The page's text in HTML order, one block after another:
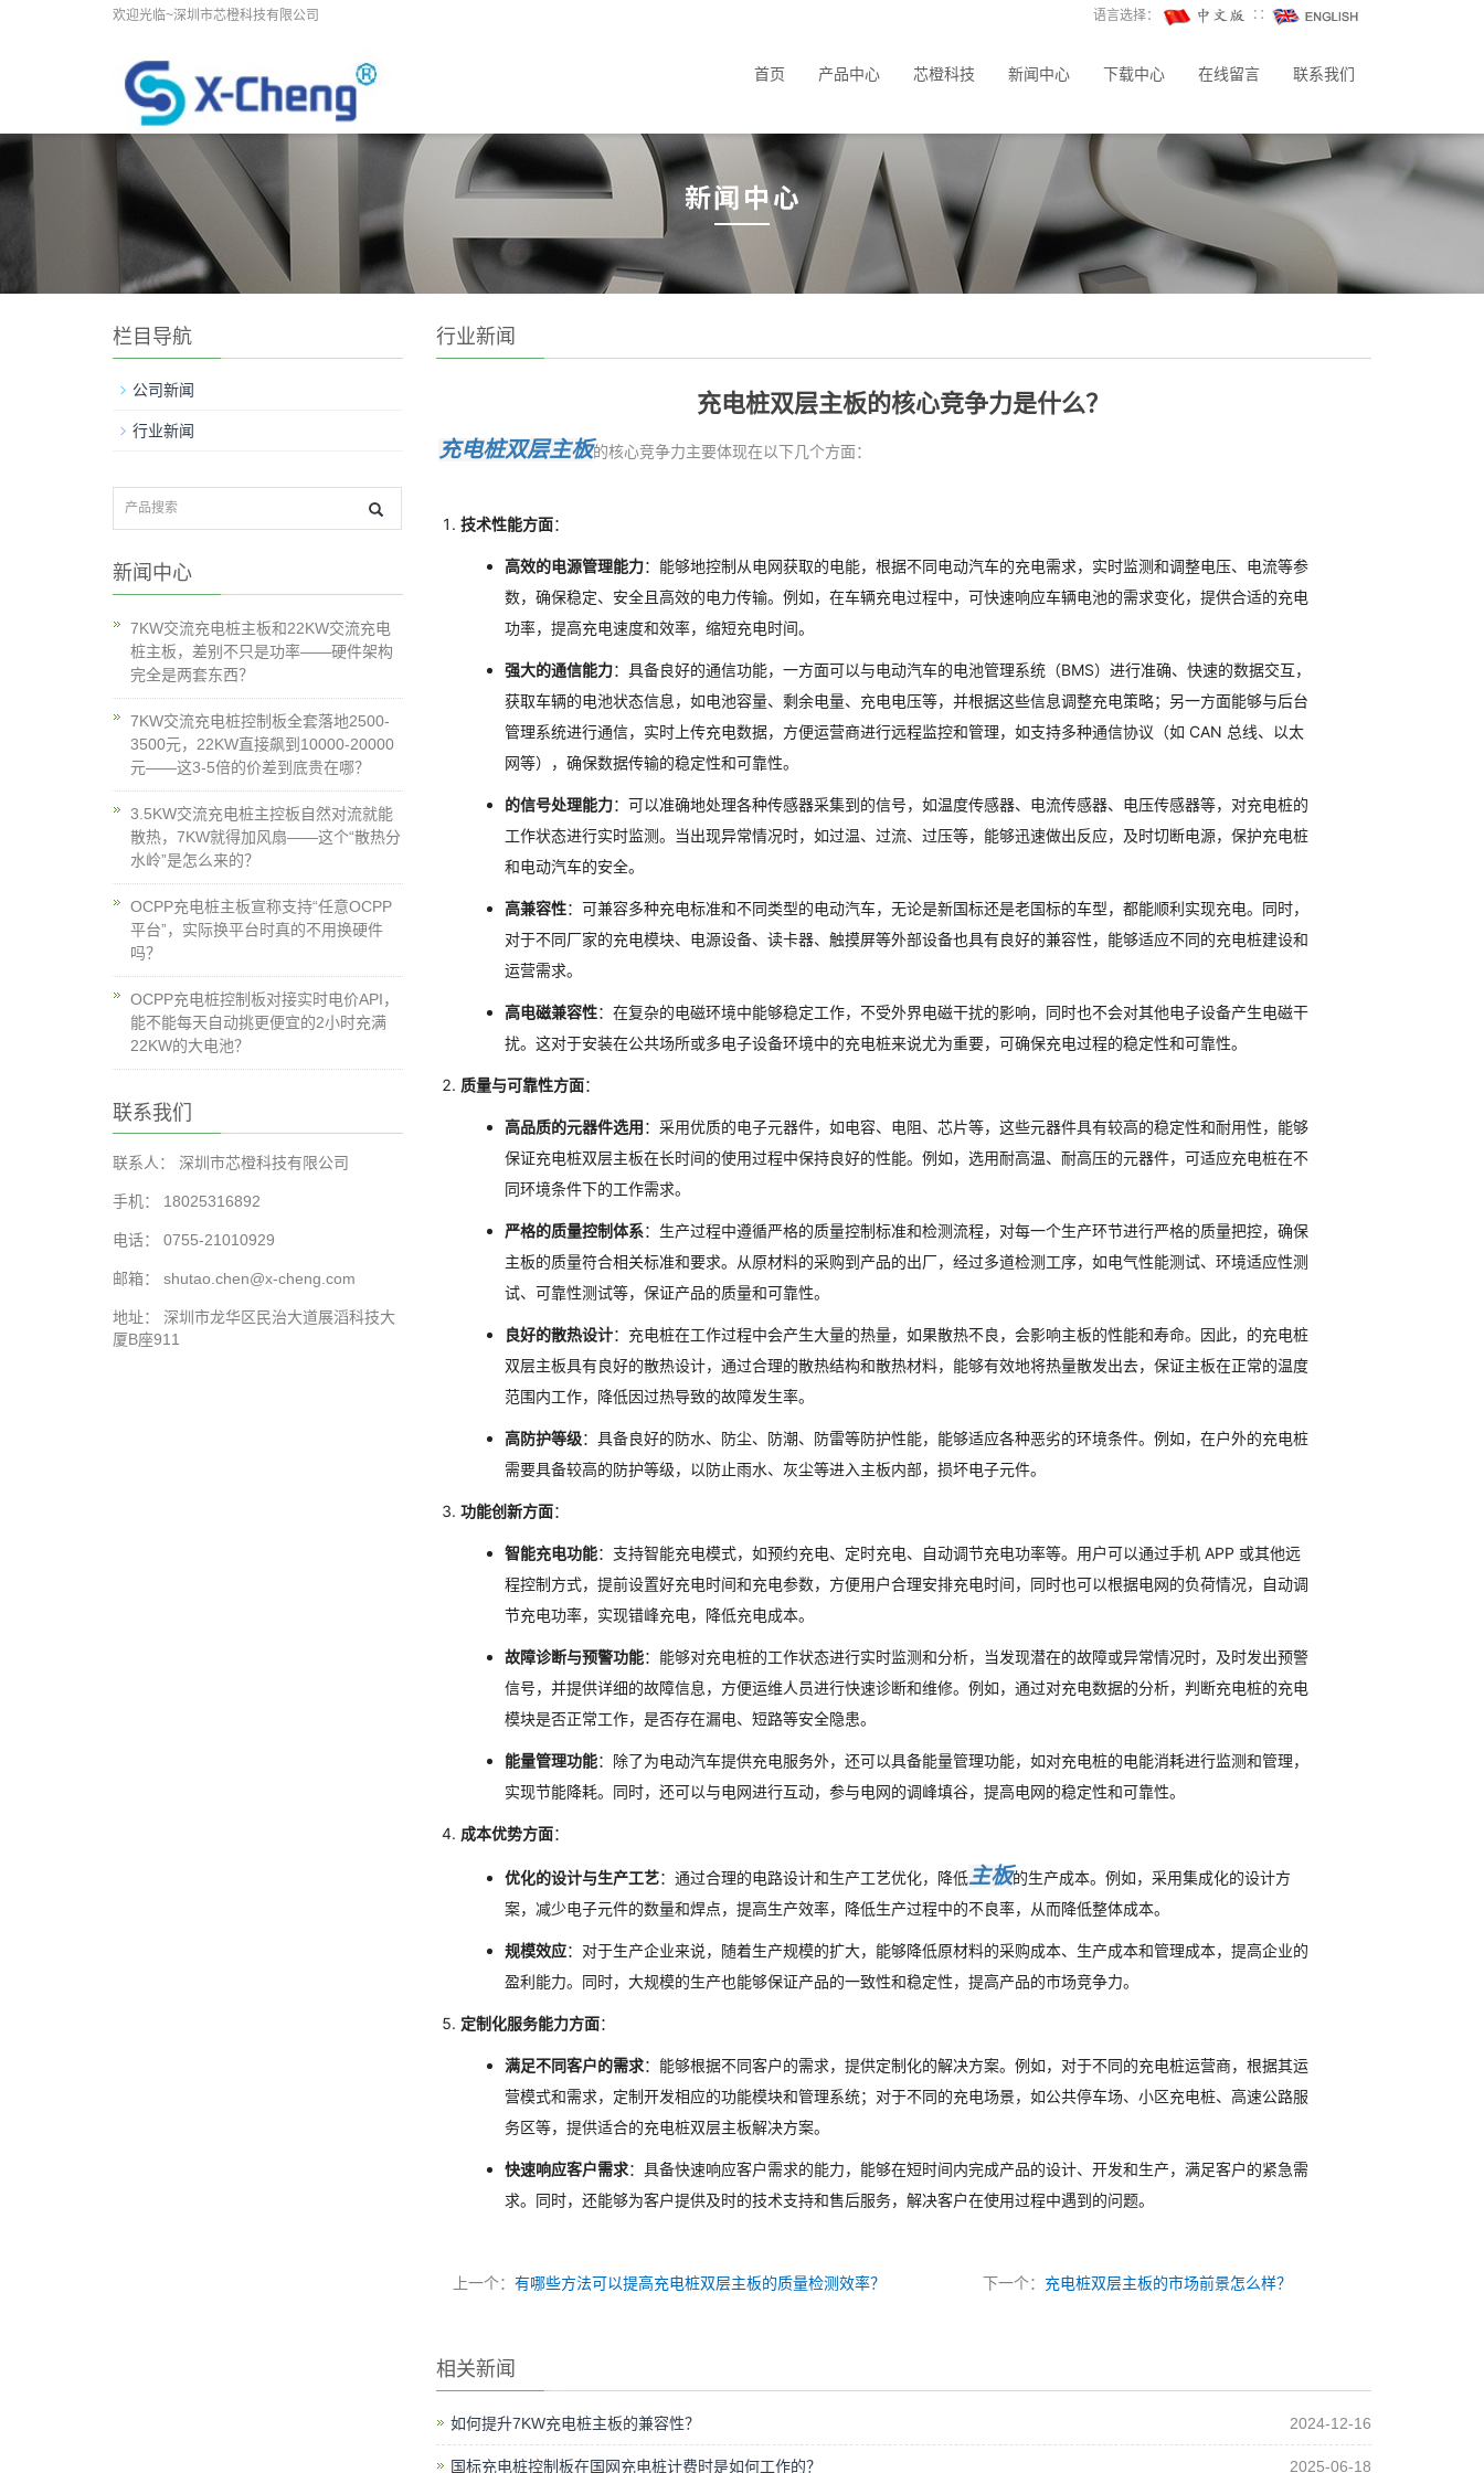
欢迎光临~深圳市芯橙科技有限公司 语言选择： ∷
首页 产品中心 芯橙科技 新闻中心 下载中心 在线留言 联系我们
行业新闻
充电桩双层主板的核心竞争力是什么？
充电桩双层主板的核心竞争力主要体现在以下几个方面：
技术性能方面：
高效的电源管理能力：能够地控制从电网获取的电能，根据不同电动汽车的充电需求，实时监测和调整电压、电流等参
数，确保稳定、安全且高效的电力传输。例如，在车辆充电过程中，可快速响应车辆电池的需求变化，提供合适的充电
功率，提高充电速度和效率，缩短充电时间。
强大的通信能力：具备良好的通信功能，一方面可以与电动汽车的电池管理系统（BMS）进行准确、快速的数据交互，
获取车辆的电池状态信息，如电池容量、剩余电量、充电电压等，并根据这些信息调整充电策略；另一方面能够与后台
管理系统进行通信，实时上传充电数据，方便运营商进行远程监控和管理，如支持多种通信协议（如 CAN 总线、以太
网等），确保数据传输的稳定性和可靠性。
的信号处理能力：可以准确地处理各种传感器采集到的信号，如温度传感器、电流传感器、电压传感器等，对充电桩的
工作状态进行实时监测。当出现异常情况时，如过温、过流、过压等，能够迅速做出反应，及时切断电源，保护充电桩
和电动汽车的安全。
高兼容性：可兼容多种充电标准和不同类型的电动汽车，无论是新国标还是老国标的车型，都能顺利实现充电。同时，
对于不同厂家的充电模块、电源设备、读卡器、触摸屏等外部设备也具有良好的兼容性，能够适应不同的充电桩建设和
运营需求。
高电磁兼容性：在复杂的电磁环境中能够稳定工作，不受外界电磁干扰的影响，同时也不会对其他电子设备产生电磁干
扰。这对于安装在公共场所或多电子设备环境中的充电桩来说尤为重要，可确保充电过程的稳定性和可靠性。
质量与可靠性方面：
高品质的元器件选用：采用优质的电子元器件，如电容、电阻、芯片等，这些元器件具有较高的稳定性和耐用性，能够
保证充电桩双层主板在长时间的使用过程中保持良好的性能。例如，选用耐高温、耐高压的元器件，可适应充电桩在不
同环境条件下的工作需求。
严格的质量控制体系：生产过程中遵循严格的质量控制标准和检测流程，对每一个生产环节进行严格的质量把控，确保
主板的质量符合相关标准和要求。从原材料的采购到产品的出厂，经过多道检测工序，如电气性能测试、环境适应性测
试、可靠性测试等，保证产品的质量和可靠性。
良好的散热设计：充电桩在工作过程中会产生大量的热量，如果散热不良，会影响主板的性能和寿命。因此，的充电桩
双层主板具有良好的散热设计，通过合理的散热结构和散热材料，能够有效地将热量散发出去，保证主板在正常的温度
范围内工作，降低因过热导致的故障发生率。
高防护等级：具备良好的防水、防尘、防潮、防雷等防护性能，能够适应各种恶劣的环境条件。例如，在户外的充电桩
需要具备较高的防护等级，以防止雨水、灰尘等进入主板内部，损坏电子元件。
功能创新方面：
智能充电功能：支持智能充电模式，如预约充电、定时充电、自动调节充电功率等。用户可以通过手机 APP 或其他远
程控制方式，提前设置好充电时间和充电参数，方便用户合理安排充电时间，同时也可以根据电网的负荷情况，自动调
节充电功率，实现错峰充电，降低充电成本。
故障诊断与预警功能：能够对充电桩的工作状态进行实时监测和分析，当发现潜在的故障或异常情况时，及时发出预警
信号，并提供详细的故障信息，方便运维人员进行快速诊断和维修。例如，通过对充电数据的分析，判断充电桩的充电
模块是否正常工作，是否存在漏电、短路等安全隐患。
能量管理功能：除了为电动汽车提供充电服务外，还可以具备能量管理功能，如对充电桩的电能消耗进行监测和管理，
实现节能降耗。同时，还可以与电网进行互动，参与电网的调峰填谷，提高电网的稳定性和可靠性。
成本优势方面：
优化的设计与生产工艺：通过合理的电路设计和生产工艺优化，降低主板的生产成本。例如，采用集成化的设计方
案，减少电子元件的数量和焊点，提高生产效率，降低生产过程中的不良率，从而降低整体成本。
规模效应：对于生产企业来说，随着生产规模的扩大，能够降低原材料的采购成本、生产成本和管理成本，提高企业的
盈利能力。同时，大规模的生产也能够保证产品的一致性和稳定性，提高产品的市场竞争力。
定制化服务能力方面：
满足不同客户的需求：能够根据不同客户的需求，提供定制化的解决方案。例如，对于不同的充电桩运营商，根据其运
营模式和需求，定制开发相应的功能模块和管理系统；对于不同的充电场景，如公共停车场、小区充电桩、高速公路服
务区等，提供适合的充电桩双层主板解决方案。
快速响应客户需求：具备快速响应客户需求的能力，能够在短时间内完成产品的设计、开发和生产，满足客户的紧急需
求。同时，还能够为客户提供及时的技术支持和售后服务，解决客户在使用过程中遇到的问题。
上一个：有哪些方法可以提高充电桩双层主板的质量检测效率？ 下一个： 充电桩双层主板的市场前景怎么样？
相关新闻
如何提升7KW充电桩主板的兼容性？ 2024-12-16
国标充电桩控制板在国网充电桩计费时是如何工作的？ 2025-06-18
栏目导航
公司新闻
行业新闻
新闻中心
7KW交流充电桩主板和22KW交流充电
桩主板，差别不只是功率——硬件架构
完全是两套东西？
7KW交流充电桩控制板全套落地2500-
3500元，22KW直接飙到10000-20000
元——这3-5倍的价差到底贵在哪？
3.5KW交流充电桩主控板自然对流就能
散热，7KW就得加风扇——这个“散热分
水岭”是怎么来的？
OCPP充电桩主板宣称支持“任意OCPP
平台”，实际换平台时真的不用换硬件
吗？
OCPP充电桩控制板对接实时电价API，
能不能每天自动挑更便宜的2小时充满
22KW的大电池？
联系我们
联系人： 深圳市芯橙科技有限公司
手机： 18025316892
电话： 0755-21010929
邮箱： shutao.chen@x-cheng.com
地址： 深圳市龙华区民治大道展滔科技大
厦B座911